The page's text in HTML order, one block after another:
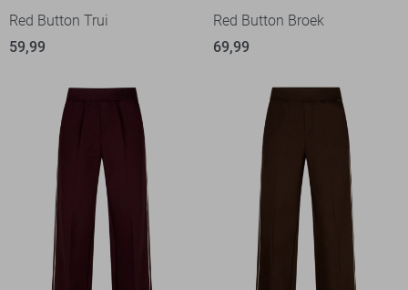
Red Button Trui
59,99
Red Button Broek
69,99